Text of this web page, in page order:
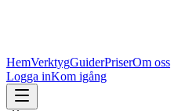
HemVerktygGuiderPriserOm oss
Logga inKom igång